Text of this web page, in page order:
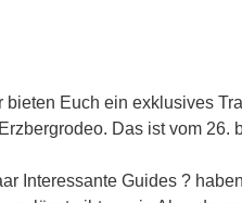
bieten Euch ein exklusives
Das ist vom
Interessante Guides ?